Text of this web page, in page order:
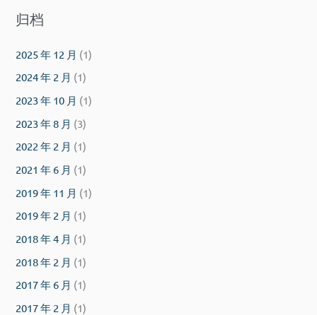
归档
2025 年 12 月 (1)
2024 年 2 月 (1)
2023 年 10 月 (1)
2023 年 8 月 (3)
2022 年 2 月 (1)
2021 年 6 月 (1)
2019 年 11 月 (1)
2019 年 2 月 (1)
2018 年 4 月 (1)
2018 年 2 月 (1)
2017 年 6 月 (1)
2017 年 2 月 (1)